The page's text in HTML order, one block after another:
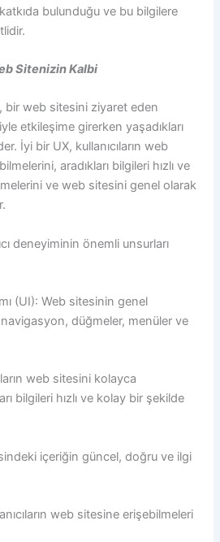
bulunduğu ve bu bilgilere
Sitenizin Kalbi
bir web sitesini ziyaret eden
etkileşime girerken yaşadıkları
İyi bir UX, kullanıcıların web
aradıkları bilgileri hızlı ve
ve web sitesini genel olarak
deneyiminin önemli unsurları
(UI): Web sitesinin genel
düğmeler, menüler ve
web sitesini kolayca
bilgileri hızlı ve kolay bir şekilde
içeriğin güncel, doğru ve ilgi
web sitesine erişebilmeleri